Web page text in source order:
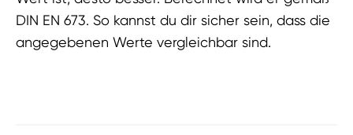
DIN EN 673. So kannst du dir sicher sein, dass die
angegebenen Werte vergleichbar sind.